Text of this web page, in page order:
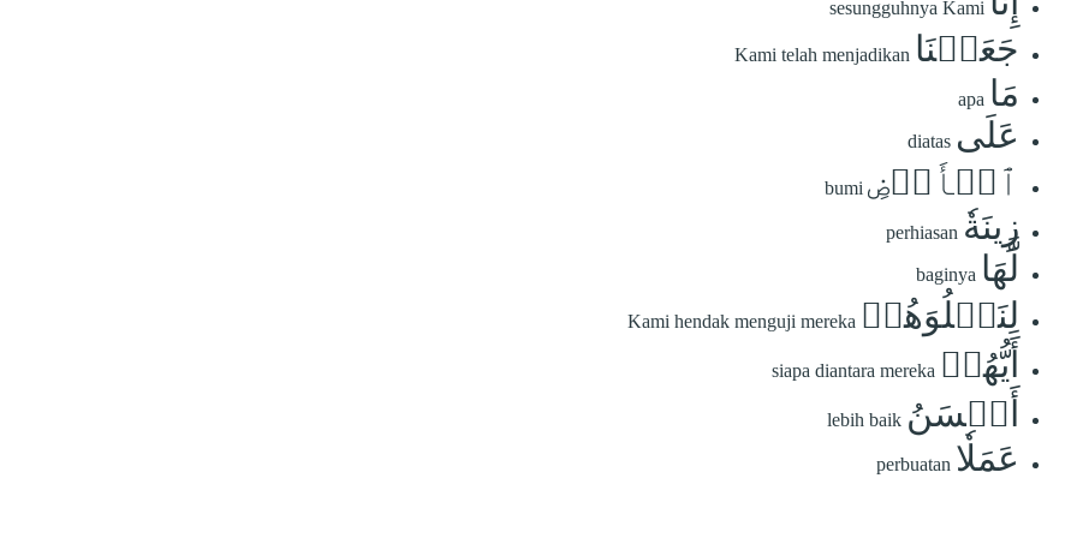
sesungguhnya Kami
جَعَلۡنَا Kami telah menjadikan
مَا apa
عَلَى diatas
ٱلۡأَرۡضِ bumi
زِينَةٗ perhiasan
لَّهَا baginya
لِنَبۡلُوَهُمۡ Kami hendak menguji mereka
أَيُّهُمۡ siapa diantara mereka
أَحۡسَنُ lebih baik
عَمَلٗا perbuatan